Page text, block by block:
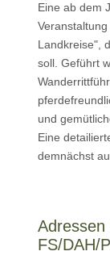
Eine ab dem
Landkreise",
soll. Geführt
und
Eine
demnächst
Adressen
FS/DAH/